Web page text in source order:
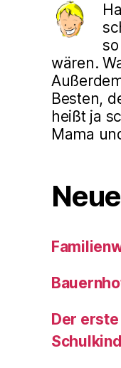
wären.
Besten,
heißt ja
Mama
Der
Schulkind